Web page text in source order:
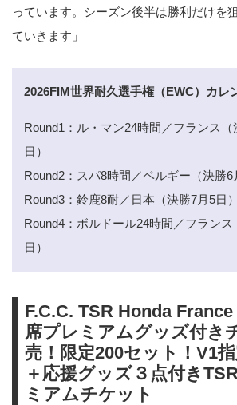
っています。シーズン後半は勝利だけを
ていきます」
2026FIM世界耐久選手権（EWC）カレ
Round1：ル・マン24時間／フランス（
日）
Round2：スパ8時間／ベルギー（決勝6
Round3：鈴鹿8耐／日本（決勝7月5日）
Round4：ボルドール24時間／フランス
日）
F.C.C. TSR Honda
席プレミアムグッズ付き
売！限定200セット！V1
＋応援グッズ３点付き
ミアムチケット